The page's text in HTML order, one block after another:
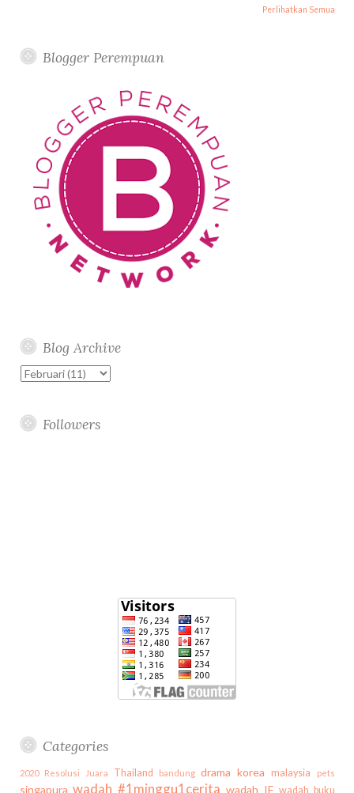
Perlihatkan Semua
Blogger Perempuan
Blog Archive
Followers
Categories
2020 Resolusi Juara Thailand bandung drama korea malaysia pets
singapura wadah #1minggu1cerita wadah IF wadah buku